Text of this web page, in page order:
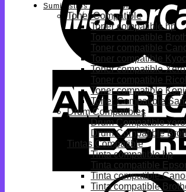
Suministros Compatibles
Toner Compatible
Toner compatible hp
Toner compatible
Toner compatible
Toner compatible
Toner compatible
Toner compatible
Toner compatible
Toner Compatible
Drum Compatibles
Drum Compatible
Drum Compatible
Tintas Compatible
Tinta compatible hp
Tinta compatible
Tinta compatible
Tinta compatible